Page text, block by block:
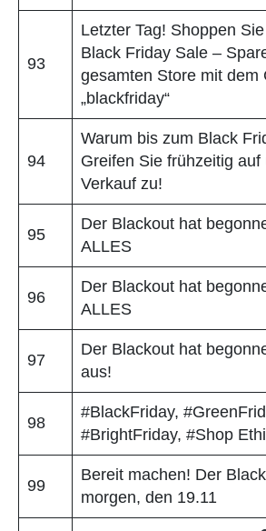
93
Letzter Tag! Shoppen
Black Friday Sale –
gesamten Store mit dem
„blackfriday“
94
Warum bis zum Black
Greifen Sie frühzeitig auf
Verkauf zu!
95
Der Blackout hat
ALLES
96
Der Blackout hat
ALLES
97
Der Blackout hat
aus!
98
#BlackFriday,
#BrightFriday, #Shop
99
Bereit machen! Der
morgen, den 19.11